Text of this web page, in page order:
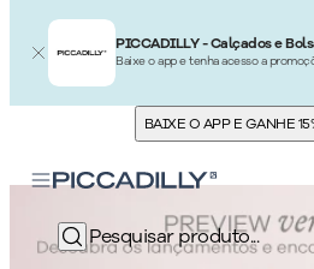
PICCADILLY - Calçados e
Baixe o app e tenha acesso a
BAIXE O APP E GANHE